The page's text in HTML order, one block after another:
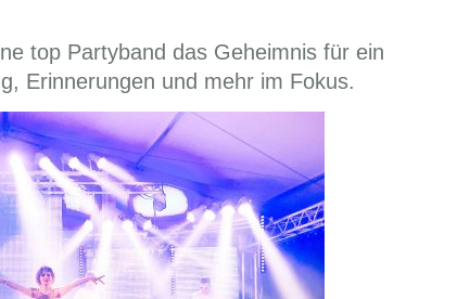
top Partyband das Geheimnis für ein
Erinnerungen und mehr im Fokus.